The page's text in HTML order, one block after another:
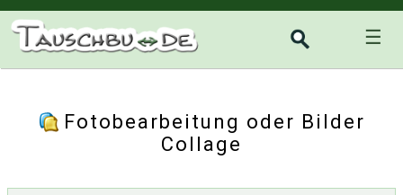
☰
Fotobearbeitung oder Bilder
Collage